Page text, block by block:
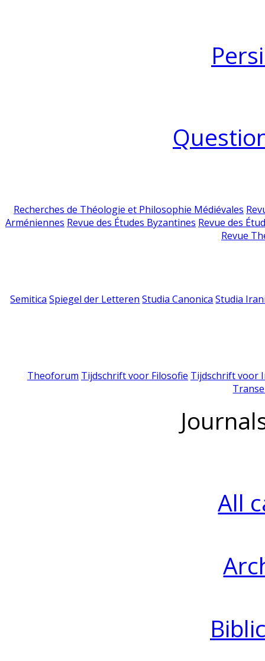
Recherches de Théologie et Philosophie Médiévales
Arméniennes Revue des Études Byzantines Revue des
Revue
Semitica Spiegel der Letteren Studia Canonica Studia
Theoforum Tijdschrift voor Filosofie Tijdschrift voor
All